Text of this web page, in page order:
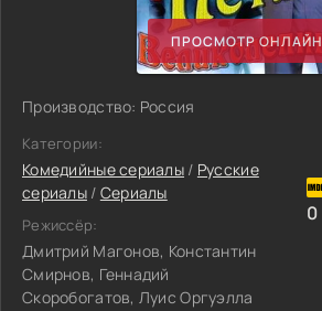
ПРОСМОТР ОНЛАЙН
Производство: Россия
Категории:
Комедийные сериалы / Русские
сериалы/ Сериалы
Режиссёр:
Дмитрий Магонов, Константин
Смирнов, Геннадий
Скоробогатов, Луис Оргуэлла
0